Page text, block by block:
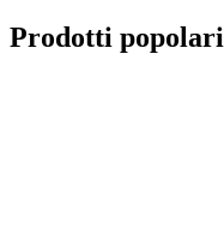
Prodotti popolari